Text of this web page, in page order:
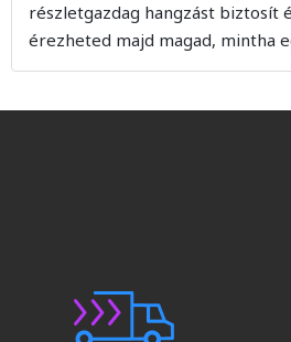
részletgazdag hangzást biztosít
érezheted majd magad, mintha